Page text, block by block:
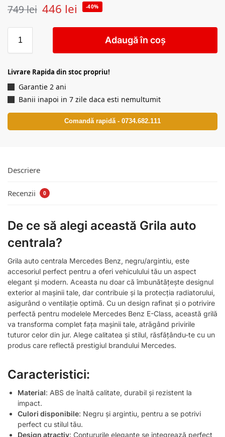
749lei 446 lei -40%
Adaugă în coș
Livrare Rapida din stoc propriu!
Garantie 2 ani
Banii inapoi in 7 zile daca esti nemultumit
Comandă rapidă - 0734.682.111
Descriere
Recenzii 0
De ce să alegi această Grila auto
centrala?
Grila auto centrala Mercedes Benz, negru/argintiu, este
accesoriul perfect pentru a oferi vehiculului tău un aspect
elegant și modern. Aceasta nu doar că îmbunătățește designul
exterior al mașinii tale, dar contribuie și la protecția radiatorului,
asigurând o ventilație optimă. Cu un design rafinat și o potrivire
perfectă pentru modelele Mercedes Benz E-Class, această grilă
va transforma complet fața mașinii tale, atrăgând privirile
tuturor celor din jur. Alege calitatea și stilul, răsfățându-te cu un
produs care reflectă prestigiul brandului Mercedes.
Caracteristici:
Material: ABS de înaltă calitate, durabil și rezistent la
impact.
Culori disponibile: Negru și argintiu, pentru a se potrivi
perfect cu stilul tău.
Design atractiv: Contururile elegante se integrează perfect